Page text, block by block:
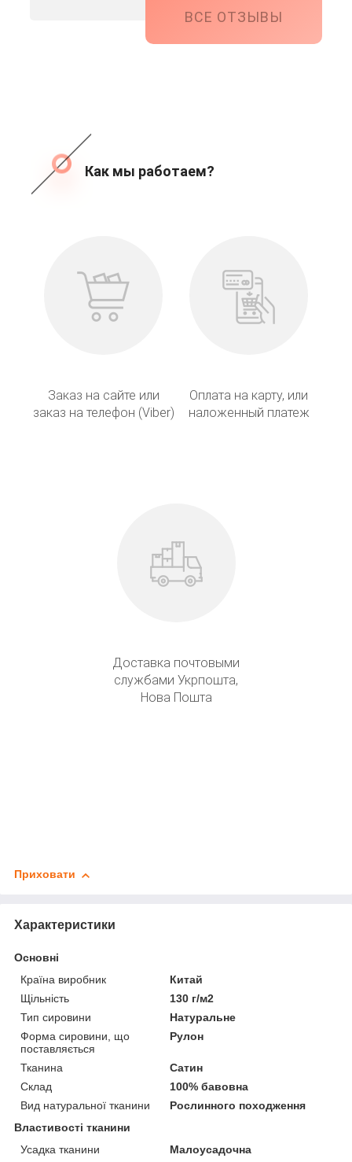
ВСЕ ОТЗЫВЫ
Как мы работаем?
Заказ на сайте или
заказ на телефон (Viber)
Оплата на карту, или
наложенный платеж
Доставка почтовыми
службами Укрпошта,
Нова Пошта
Приховати
Характеристики
Основні
Країна виробник
Китай
Щільність
130 г/м2
Тип сировини
Натуральне
Форма сировини, що
поставляється
Рулон
Тканина
Сатин
Склад
100% бавовна
Вид натуральної тканини
Рослинного походження
Властивості тканини
Усадка тканини
Малоусадочна